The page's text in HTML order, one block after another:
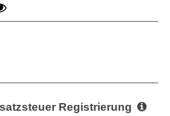
Registrierung